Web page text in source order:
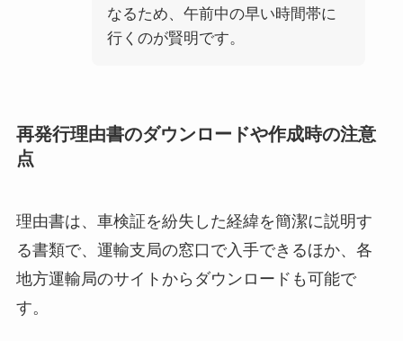
なるため、午前中の早い時間帯に
行くのが賢明です。
再発行理由書のダウンロードや作成時の注意
点
理由書は、車検証を紛失した経緯を簡潔に説明す
る書類で、運輸支局の窓口で入手できるほか、各
地方運輸局のサイトからダウンロードも可能で
す。